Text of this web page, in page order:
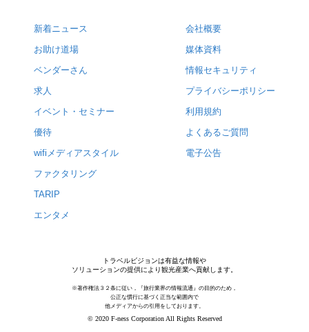
新着ニュース
お助け道場
ベンダーさん
求人
イベント・セミナー
優待
wifiメディアスタイル
ファクタリング
TARIP
エンタメ
会社概要
媒体資料
情報セキュリティ
プライバシーポリシー
利用規約
よくあるご質問
電子公告
トラベルビジョンは有益な情報や
ソリューションの提供により観光産業へ貢献します。
※著作権法３２条に従い，『旅行業界の情報流通』の目的のため，
公正な慣行に基づく正当な範囲内で
他メディアからの引用をしております。
© 2020 F-ness Corporation All Rights Reserved